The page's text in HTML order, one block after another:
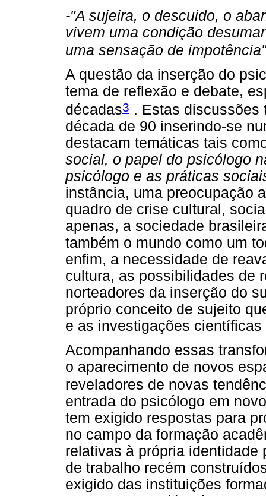
-"A sujeira, o descuido, o
vivem uma condição
uma sensação de impotência"
A questão da inserção do
tema de reflexão e debate,
décadas3 . Estas discussões
década de 90 inserindo-se
destacam temáticas tais
social, o papel do psicólogo
psicólogo e as práticas
instância, uma preocupação
quadro de crise cultural,
apenas, a sociedade
também o mundo como um
enfim, a necessidade de
cultura, as possibilidades de
norteadores da inserção do
próprio conceito de sujeito
e as investigações
Acompanhando essas
o aparecimento de novos
reveladores de novas
entrada do psicólogo em
tem exigido respostas para
no campo da formação
relativas à própria
de trabalho recém
exigido das instituições